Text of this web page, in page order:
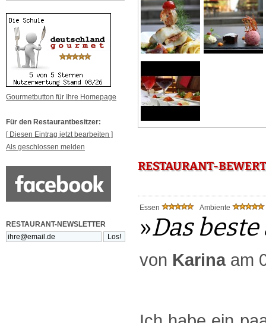
Gourmetbutton für Ihre Homepage
Für den Restaurantbesitzer:
[ Diesen Eintrag jetzt bearbeiten ]
Als geschlossen melden
RESTAURANT-NEWSLETTER
RESTAURANT-
Essen Ambiente
»Das
von Karina am